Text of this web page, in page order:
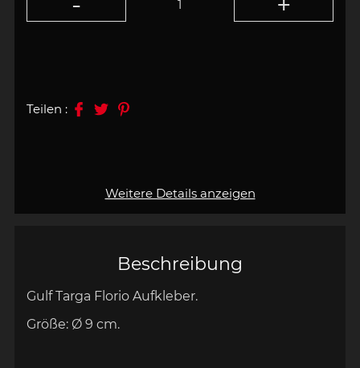
Beschreibung
Gulf Targa Florio Aufkleber.
Größe:Ø 9 cm.
Weitere Details anzeigen
Teilen :